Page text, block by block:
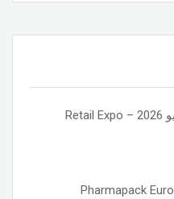
معرض ريتيـل إكسبو طوكيو 2026 – Retail Expo